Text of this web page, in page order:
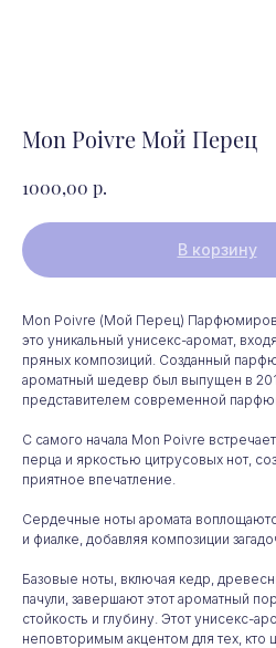
Mon Poivre Мой Перец
1000,00 р.
В корзину
Mon Poivre (Мой Перец)
это уникальный унисекс-аромат,
пряных композиций. Созданный
ароматный шедевр был выпущен в
представителем современной
С самого начала Mon Poivre
перца и яркостью цитрусовых нот,
приятное впечатление.
Сердечные ноты аромата
и фиалке, добавляя композиции
Базовые ноты, включая кедр,
пачули, завершают этот ароматный
стойкость и глубину. Этот унисекс-
неповторимым акцентом для тех, кто